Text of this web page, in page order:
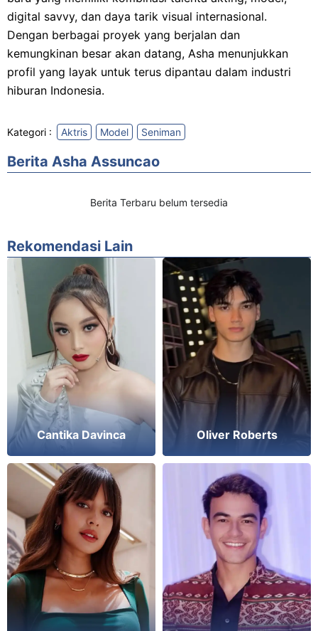
digital savvy, dan daya tarik visual internasional.
Dengan berbagai proyek yang berjalan dan
kemungkinan besar akan datang, Asha menunjukkan
profil yang layak untuk terus dipantau dalam industri
hiburan Indonesia.
Kategori : Aktris Model Seniman
Berita Asha Assuncao
Berita Terbaru belum tersedia
Rekomendasi Lain
Cantika Davinca Oliver Roberts